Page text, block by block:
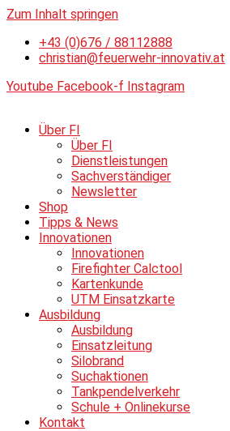
Zum Inhalt springen
+43 (0)676 / 88112888
christian@feuerwehr-innovativ.at
Youtube Facebook-f Instagram
Über FI
Über FI
Dienstleistungen
Sachverständiger
Newsletter
Shop
Tipps & News
Innovationen
Innovationen
Firefighter Calctool
Kartenkunde
UTM Einsatzkarte
Ausbildung
Ausbildung
Einsatzleitung
Silobrand
Suchaktionen
Tankpendelverkehr
Schule + Onlinekurse
Kontakt